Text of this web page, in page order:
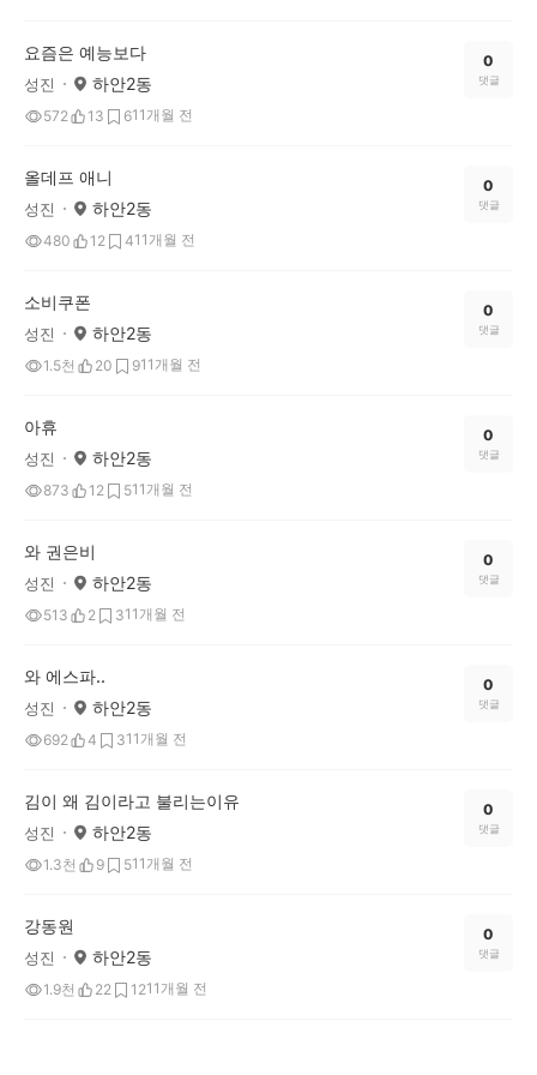
요즘은 예능보다
성진 하안2동
572 13 611개월 전
0
댓글
올데프 애니
성진 하안2동
480 12 411개월 전
0
댓글
소비쿠폰
성진 하안2동
1.5천 20 911개월 전
0
댓글
아휴
성진 하안2동
873 12 511개월 전
0
댓글
와 권은비
성진 하안2동
513 2 311개월 전
0
댓글
와 에스파..
성진 하안2동
692 4 311개월 전
0
댓글
김이 왜 김이라고 불리는이유
성진 하안2동
1.3천 9 511개월 전
0
댓글
강동원
성진 하안2동
1.9천 22 1211개월 전
0
댓글